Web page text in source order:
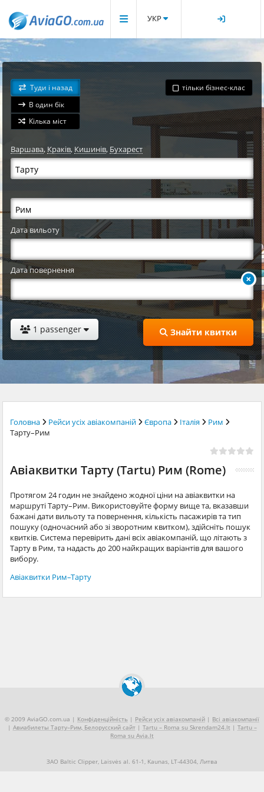
УКР
Туди і назад
В один бік
Кілька міст
тільки бізнес-клас
Варшава,Краків, Кишинів, Бухарест
Дата вильоту
Дата повернення
1 passenger Знайти квитки
Головна Рейси усіх авіакомпаній Європа Італія
Рим
Тарту–Рим
Авіаквитки Тарту (Tartu) Рим (Rome)
Протягом 24 годин не знайдено жодної ціни на авіаквитки на
маршруті Тарту–Рим. Використовуйте форму вище та, вказавши
бажані дати вильоту та повернення, кількість пасажирів та тип
пошуку (одночасний або зі зворотним квитком), здійсніть пошук
квитків. Система перевірить дані всіх авіакомпаній, що літають з
Тарту в Рим, та надасть до 200 найкращих варіантів для вашого
вибору.
Авіаквитки Рим–Тарту
© 2009 AviaGO.com.ua | Конфіденційність | Рейси усіх авіакомпаній | Всі авіакомпанії
| Авиабилеты Тарту–Рим, Белорусский сайт| Tartu – Roma su Skrendam24.lt | Tartu –
Roma su Avia.lt
ЗАО Baltic Clipper, Laisvės al. 61-1, Kaunas, LT-44304, Литва